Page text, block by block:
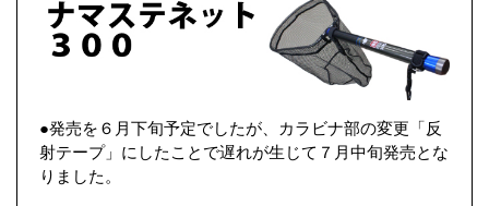
●発売を６月下旬予定でしたが、カラビナ部の変更「反
射テープ」にしたことで遅れが生じて７月中旬発売とな
りました。